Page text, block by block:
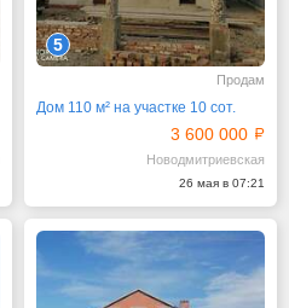
5
Продам
Дом 110 м² на участке 10 сот.
3 600 000
Новодмитриевская
26 мая в 07:21